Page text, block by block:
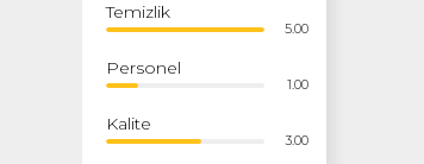
Temizlik
5.00
Personel
1.00
Kalite
3.00